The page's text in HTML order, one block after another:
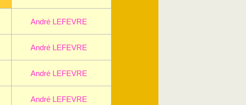
André LEFEVRE
André LEFEVRE
André LEFEVRE
André LEFEVRE